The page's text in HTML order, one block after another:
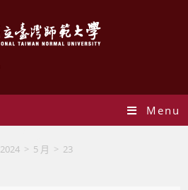
Menu
2024 > 5 月 > 23